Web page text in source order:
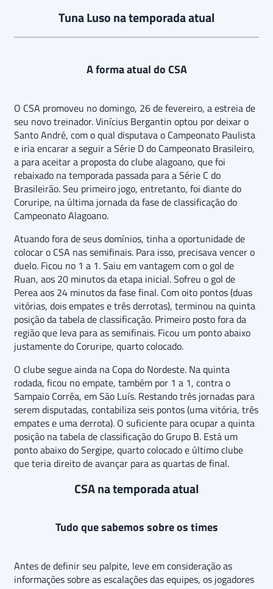
Tuna Luso na temporada atual
A forma atual do CSA
O CSA promoveu no domingo, 26 de fevereiro, a estreia de
seu novo treinador. Vinícius Bergantin optou por deixar o
Santo André, com o qual disputava o Campeonato Paulista
e iria encarar a seguir a Série D do Campeonato Brasileiro,
a para aceitar a proposta do clube alagoano, que foi
rebaixado na temporada passada para a Série C do
Brasileirão. Seu primeiro jogo, entretanto, foi diante do
Coruripe, na última jornada da fase de classificação do
Campeonato Alagoano.
Atuando fora de seus domínios, tinha a oportunidade de
colocar o CSA nas semifinais. Para isso, precisava vencer o
duelo. Ficou no 1 a 1. Saiu em vantagem com o gol de
Ruan, aos 20 minutos da etapa inicial. Sofreu o gol de
Perea aos 24 minutos da fase final. Com oito pontos (duas
vitórias, dois empates e três derrotas), terminou na quinta
posição da tabela de classificação. Primeiro posto fora da
região que leva para as semifinais. Ficou um ponto abaixo
justamente do Coruripe, quarto colocado.
O clube segue ainda na Copa do Nordeste. Na quinta
rodada, ficou no empate, também por 1 a 1, contra o
Sampaio Corrêa, em São Luís. Restando três jornadas para
serem disputadas, contabiliza seis pontos (uma vitória, três
empates e uma derrota). O suficiente para ocupar a quinta
posição na tabela de classificação do Grupo B. Está um
ponto abaixo do Sergipe, quarto colocado e último clube
que teria direito de avançar para as quartas de final.
CSA na temporada atual
Tudo que sabemos sobre os times
Antes de definir seu palpite, leve em consideração as
informações sobre as escalações das equipes, os jogadores